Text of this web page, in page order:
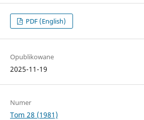
PDF (English)
Opublikowane
2025-11-19
Numer
Tom 28 (1981)